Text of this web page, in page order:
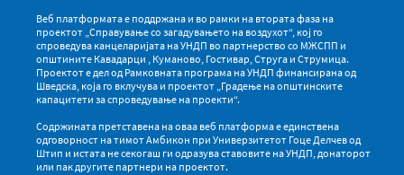
Веб платформата е поддржана и во рамки на втората фаза на
проектот „Справување со загадувањето на воздухот“, кој го
спроведува канцеларијата на УНДП во партнерство со МЖСПП и
општините Кавадарци , Куманово, Гостивар, Струга и Струмица.
Проектот е дел од Рамковната програма на УНДП финансирана од
Шведска, која го вклучува и проектот „Градење на општинските
капацитети за спроведување на проекти“.
Содржината претставена на оваа веб платформа е единствена
одговорност на тимот Амбикон при Универзитетот Гоце Делчев од
Штип и истата не секогаш ги одразува ставовите на УНДП, донаторот
или пак другите партнери на проектот.